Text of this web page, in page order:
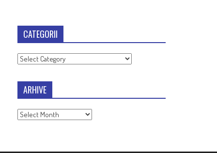
CATEGORII
Categorii
ARHIVE
Arhive